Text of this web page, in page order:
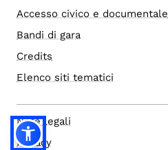
Accesso civico e documentale
Bandi di gara
Credits
Elenco siti tematici
Note legali
Privacy